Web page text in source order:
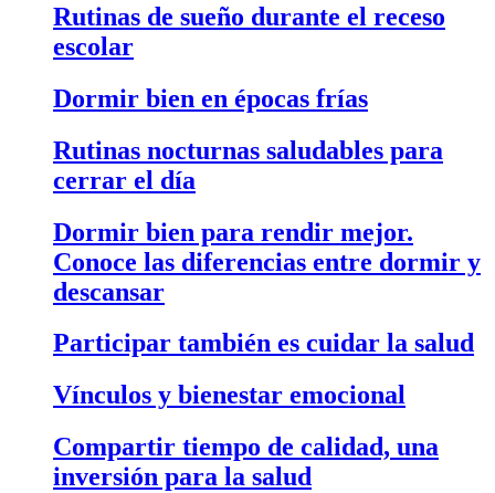
Rutinas de sueño durante el receso
escolar
Dormir bien en épocas frías
Rutinas nocturnas saludables para
cerrar el día
Dormir bien para rendir mejor.
Conoce las diferencias entre dormir y
descansar
Participar también es cuidar la salud
Vínculos y bienestar emocional
Compartir tiempo de calidad, una
inversión para la salud